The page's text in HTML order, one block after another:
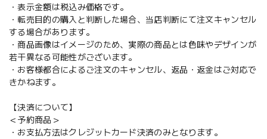
・表示金額は税込み価格です。
・転売目的の購入と判断した場合、当店判断にて注文キャンセル
する場合があります。
・商品画像はイメージのため、実際の商品とは色味やデザインが
若干異なる可能性がございます。
・お客様都合によるご注文のキャンセル、返品・返金はご対応で
きかねます。
【決済について】
＜予約商品＞
・お支払方法はクレジットカード決済のみとなります。